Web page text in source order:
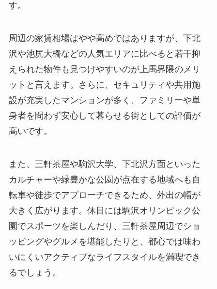
す。
周辺の家賃相場はやや高めではありますが、下北
沢や池尻大橋などの人気エリアに比べると若干抑
えられた物件も見つけやすいのが上馬界隈のメリ
ットと言えます。さらに、セキュリティや共用施
設が充実したマンションが多く、ファミリーや単
身者を問わず安心して暮らせる街としての評価が
高いです。
また、三軒茶屋や駒沢大学、下北沢方面といった
カルチャーや緑豊かな公園が点在する地域へも自
転車や徒歩でアプローチできるため、外出の幅が
大きく広がります。休日には駒沢オリンピック公
園でスポーツを楽しんだり、三軒茶屋周辺でショ
ッピングやグルメを堪能したりと、都心では味わ
いにくいアクティブなライフスタイルを満喫でき
るでしょう。